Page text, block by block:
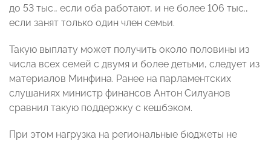
до 53 тыс., если оба работают, и не более 106 тыс.,
если занят только один член семьи.
Такую выплату может получить около половины из
числа всех семей с двумя и более детьми, следует из
материалов Минфина. Ранее на парламентских
слушаниях министр финансов Антон Силуанов
сравнил такую поддержку с кешбэком.
При этом нагрузка на региональные бюджеты не